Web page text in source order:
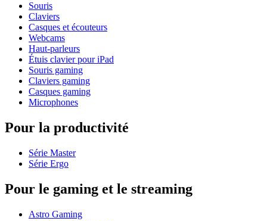
Souris
Claviers
Casques et écouteurs
Webcams
Haut-parleurs
Étuis clavier pour iPad
Souris gaming
Claviers gaming
Casques gaming
Microphones
Pour la productivité
Série Master
Série Ergo
Pour le gaming et le streaming
Astro Gaming